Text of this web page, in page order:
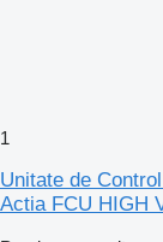
1
Unitate de
Actia FCU HIGH